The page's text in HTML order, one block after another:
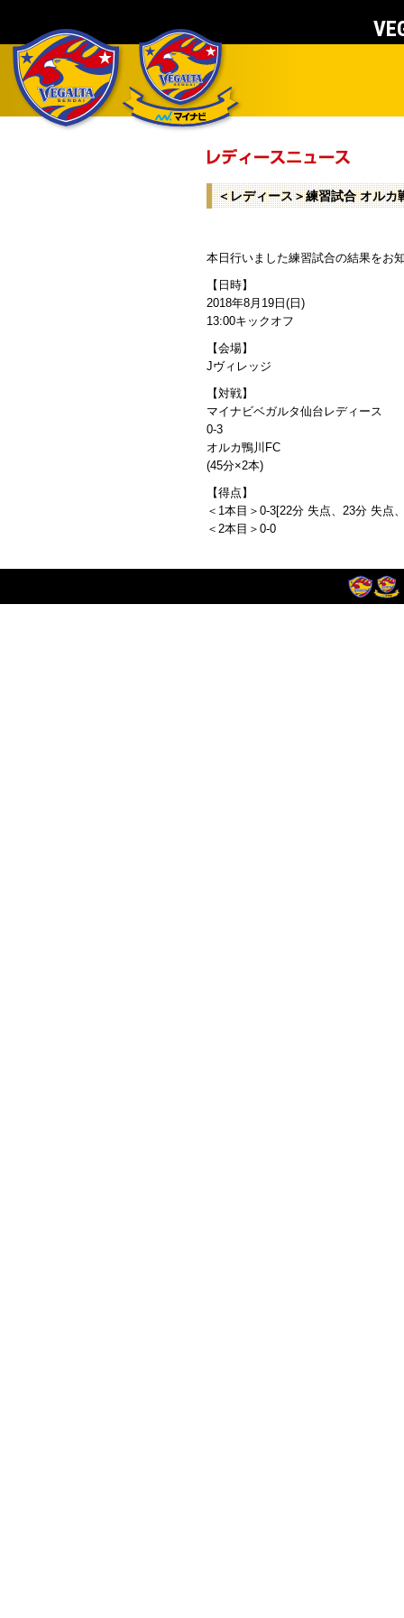
＜レディース＞練習試合 オルカ
本日行いました練習試合の結果をお
【日時】
2018年8月19日(日)
13:00キックオフ
【会場】
Jヴィレッジ
【対戦】
マイナビベガルタ仙台レディース
0‐3
オルカ鴨川FC
(45分×2本)
【得点】
＜1本目＞0-3[22分 失点、23分 失点
＜2本目＞0-0